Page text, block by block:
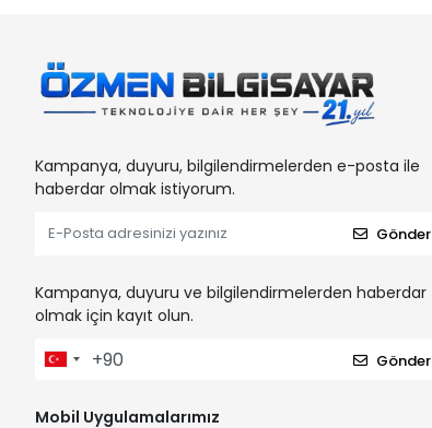
Kampanya, duyuru, bilgilendirmelerden e-posta ile
haberdar olmak istiyorum.
Gönder
Kampanya, duyuru ve bilgilendirmelerden haberdar
olmak için kayıt olun.
Gönder
Mobil Uygulamalarımız